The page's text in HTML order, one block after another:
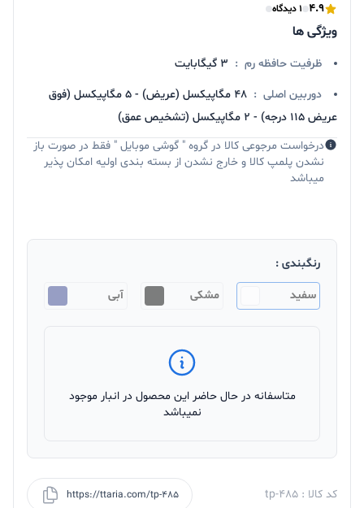
4.9 1 دیدگاه
ویژگی ها
ظرفیت حافظه رم : 3 گیگابایت
دوربین اصلی :
48 مگاپیکسل (عریض) - 5 مگاپیکسل (فوق
عریض 115 درجه) - 2 مگاپیکسل (تشخیص عمق)
درخواست مرجوعی کالا در گروه " گوشی موبایل " فقط در صورت باز
نشدن پلمپ کالا و خارج نشدن از بسته بندی اولیه امکان پذیر
میباشد
رنگبندی :
سفید مشکی آبی
متاسفانه در حال حاضر این محصول در انبار موجود
نمیباشد
کد کالا : tp-485 https://ttaria.com/tp-485